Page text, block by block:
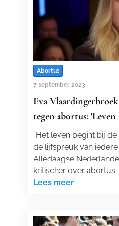
Abortus
7 september 2023
Eva
tegen abortus: 'Leven
“Het leven begint bij de
de lijfspreuk van
Alledaagse
kritischer over abortus.
Lees meer